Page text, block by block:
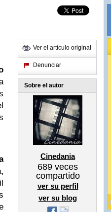
Ver el artículo original
Denunciar
Sobre el autor
Cinedania
689 veces
compartido
ver su perfil
ver su blog